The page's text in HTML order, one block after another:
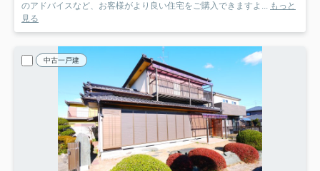
のアドバイスなど、お客様がより良い住宅をご購入できますよ... もっと
見る
中古一戸建